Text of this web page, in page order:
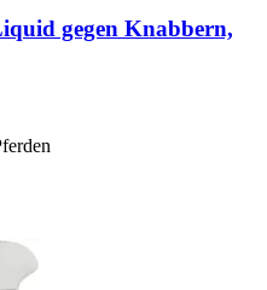
gegen Knabbern,